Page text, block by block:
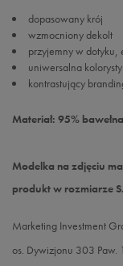
dopasowany krój
wzmocniony dekolt
przyjemny w dotyku,
uniwersalna
kontrastujący
Materiał: 95%
Modelka na zdjęciu
produkt w rozmiarze S.
Marketing Investment
os. Dywizjonu 303 Paw. 1